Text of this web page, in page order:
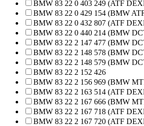
BMW 83 22 0 403 249 (ATF
BMW 83 22 0 429 154 (BMW
BMW 83 22 0 432 807 (ATF
BMW 83 22 0 440 214 (BMW
BMW 83 22 2 147 477 (BMW
BMW 83 22 2 148 578 (BMW
BMW 83 22 2 148 579 (BMW
BMW 83 22 2 152 426
BMW 83 22 2 156 969 (BMW
BMW 83 22 2 163 514 (ATF
BMW 83 22 2 167 666 (BMW
BMW 83 22 2 167 718 (ATF
BMW 83 22 2 167 720 (ATF